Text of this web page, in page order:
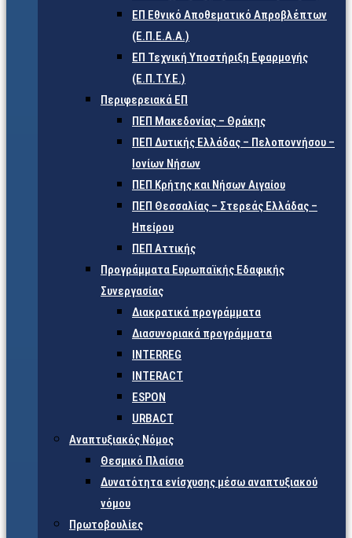
ΕΠ Εθνικό Αποθεματικό Απροβλέπτων
(Ε.Π.Ε.Α.Α.)
ΕΠ Τεχνική Υποστήριξη Εφαρμογής
(Ε.Π.Τ.Υ.Ε.)
Περιφερειακά ΕΠ
ΠΕΠ Μακεδονίας – Θράκης
ΠΕΠ Δυτικής Ελλάδας – Πελοποννήσου –
Ιονίων Νήσων
ΠΕΠ Κρήτης και Νήσων Αιγαίου
ΠΕΠ Θεσσαλίας – Στερεάς Ελλάδας –
Ηπείρου
ΠΕΠ Αττικής
Προγράμματα Ευρωπαϊκής Εδαφικής
Συνεργασίας
Διακρατικά προγράμματα
Διασυνοριακά προγράμματα
INTERREG
INTERACT
ESPON
URBACT
Αναπτυξιακός Νόμος
Θεσμικό Πλαίσιο
Δυνατότητα ενίσχυσης μέσω αναπτυξιακού
νόμου
Πρωτοβουλίες